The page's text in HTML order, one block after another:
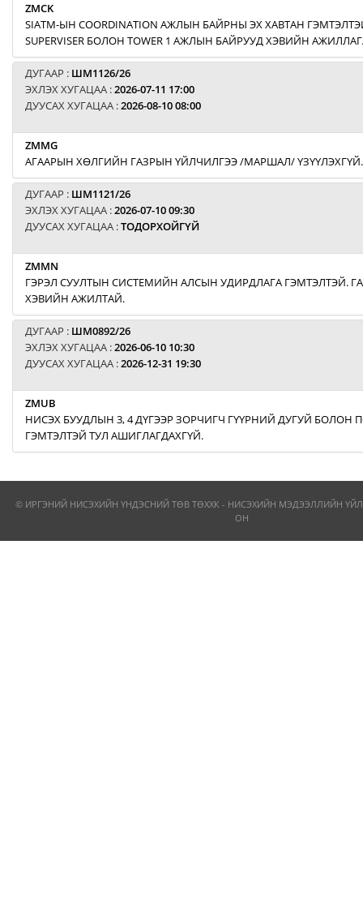
ZMCK
SIATM-ЫН COORDINATION АЖЛЫН БАЙРНЫ ЭХ ХАВТАН
SUPERVISER БОЛОН TOWER 1 АЖЛЫН БАЙРУУД ХЭВИЙН
ДУГААР : ШМ1126/26
ЭХЛЭХ ХУГАЦАА :2026-07-11 17:00
ДУУСАХ ХУГАЦАА :2026-08-10 08:00
ZMMG
АГААРЫН ХӨЛГИЙН ГАЗРЫН ҮЙЛЧИЛГЭЭ /МАРШАЛ/ ҮЗҮҮЛЭХГҮЙ.
ДУГААР : ШМ1121/26
ЭХЛЭХ ХУГАЦАА :2026-07-10 09:30
ДУУСАХ ХУГАЦАА :ТОДОРХОЙГҮЙ
ZMMN
ГЭРЭЛ СУУЛТЫН СИСТЕМИЙН АЛСЫН УДИРДЛАГА ГЭМТЭЛТЭЙ.
ХЭВИЙН АЖИЛТАЙ.
ДУГААР : ШМ0892/26
ЭХЛЭХ ХУГАЦАА :2026-06-10 10:30
ДУУСАХ ХУГАЦАА :2026-12-31 19:30
ZMUB
НИСЭХ БУУДЛЫН 3, 4 ДҮГЭЭР ЗОРЧИГЧ ГҮҮРНИЙ ДУГУЙ БОЛОН
ГЭМТЭЛТЭЙ ТУЛ АШИГЛАГДАХГҮЙ.
© ИРГЭНИЙ НИСЭХИЙН ҮНДЭСНИЙ ТӨВ ТӨХХК - НИСЭХИЙН МЭДЭЭЛЛИЙН
ОН